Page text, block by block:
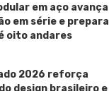
em aço avança
em série e prepara
oito andares
2026 reforça
design brasileiro e